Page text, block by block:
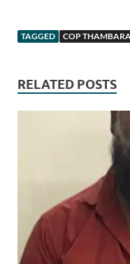
TAGGED COP
RELATED POSTS